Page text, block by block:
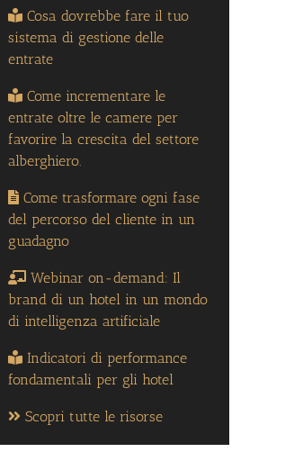
Cosa dovrebbe fare il tuo
sistema di gestione delle
entrate
Come incrementare le
entrate oltre le camere per
favorire la crescita del settore
alberghiero.
Come trasformare ogni fase
del percorso del cliente in un
guadagno
Webinar on-demand: Il
brand di un hotel in un mondo
di intelligenza artificiale
Indicatori di performance
fondamentali per gli hotel
Scopri tutte le risorse